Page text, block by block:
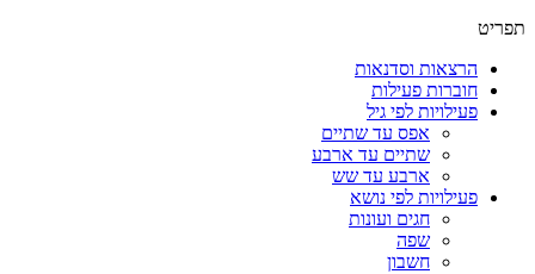
תפריט
הרצאות וסדנאות
חוברות פעילות
פעילויות לפי גיל
אפס עד שתיים
שתיים עד ארבע
ארבע עד שש
פעילויות לפי נושא
חגים ועונות
שפה
חשבון